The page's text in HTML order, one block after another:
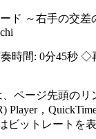
ド ～右手の交差
時間: 0分45秒 ◇
ページ先頭のリ
Player，
ビットレートを